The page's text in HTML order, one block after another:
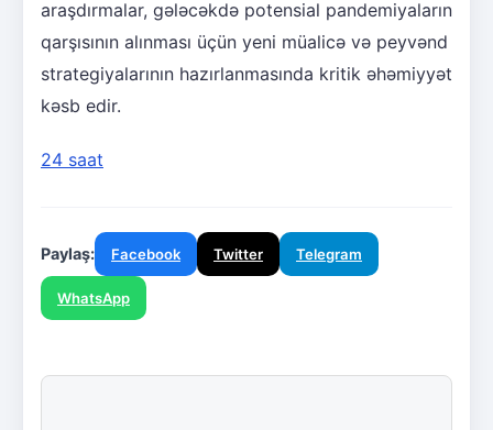
araşdırmalar, gələcəkdə potensial pandemiyaların
qarşısının alınması üçün yeni müalicə və peyvənd
strategiyalarının hazırlanmasında kritik əhəmiyyət
kəsb edir.
24 saat
Paylaş: Facebook Twitter Telegram
WhatsApp